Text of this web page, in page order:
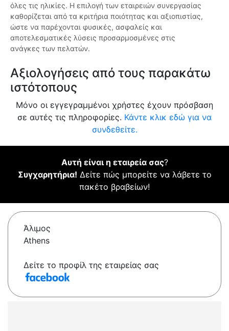
όλες τις ηλικίες. Η επιλογή των εταιρειών συνεργασίας
καθορίζεται από τα κριτήρια ποιότητας και αξιοπιστίας,
ώστε να παρέχονται φυσικές, ασφαλείς και
αποτελεσματικές λύσεις προσαρμοσμένες στις
ανάγκες των πελατών.
Αξιολογήσεις από τους παρακάτω
ιστότοπους
Μόνο οι εγγεγραμμένοι χρήστες έχουν πρόσβαση
σε αυτές τις πληροφορίες. Κάντε κλικ εδώ για να
συνδεθείτε.
Αυτή είναι η εταιρεία σας?
Συγχαρητήρια! Δείτε πώς μπορείτε να λάβετε το
πακέτο βραβείων!
Άλιμος
Athens
Δείτε το προφίλ της εταιρείας σας